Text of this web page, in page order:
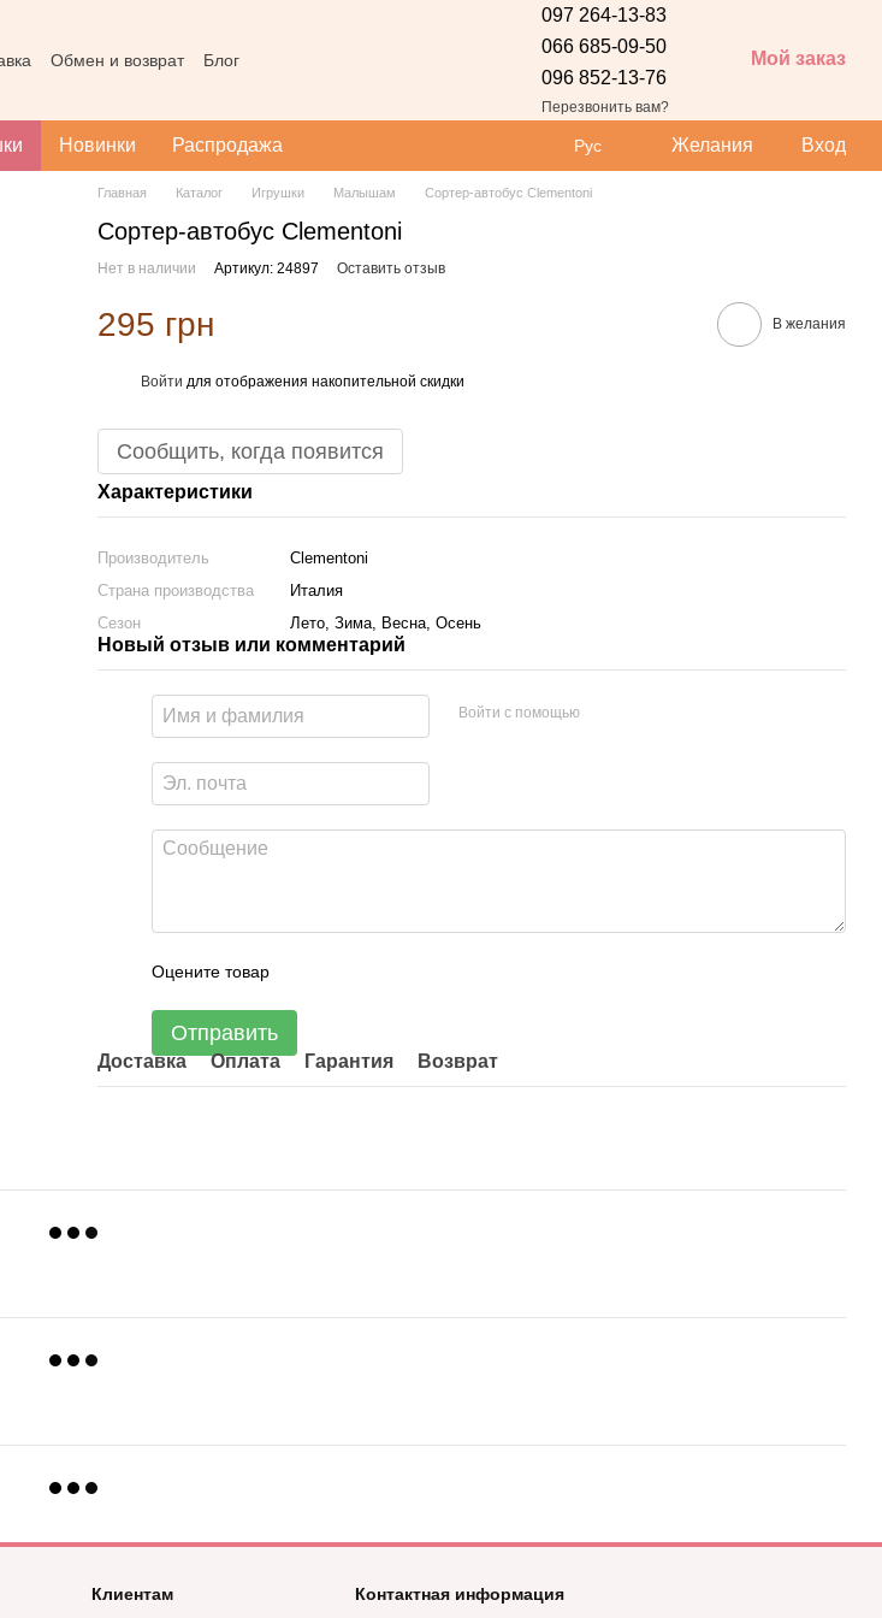
Обмен и возврат
Блог
097 264-13-83
066 685-09-50
096 852-13-76
Перезвонить вам?
Мой заказ
Новинки Распродажа Рус Желания Вход
Главная Каталог Игрушки Малышам Сортер-автобус Clementoni
Сортер-автобус Clementoni
Нет в наличии Артикул: 24897 Оставить отзыв
295 грн В желания
Войти для отображения накопительной скидки
Сообщить, когда появится
Характеристики
Производитель
Clementoni
Страна производства
Италия
Сезон
Лето, Зима, Весна, Осень
Новый отзыв или комментарий
Войти с помощью
Оцените товар
Отправить
Доставка Оплата Гарантия Возврат
Клиентам Контактная информация